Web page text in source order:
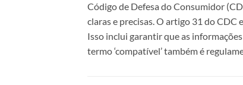
Código de Defesa do Consumidor
claras e precisas. O artigo 31 do
Isso inclui garantir que as
termo ‘compatível’ também é